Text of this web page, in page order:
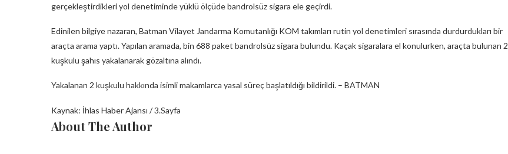
gerçekleştirdikleri yol denetiminde yüklü ölçüde bandrolsüz sigara ele geçirdi.
Edinilen bilgiye nazaran, Batman Vilayet Jandarma Komutanlığı KOM takımları rutin yol denetimleri sırasında durdurdukları bir
araçta arama yaptı. Yapılan aramada, bin 688 paket bandrolsüz sigara bulundu. Kaçak sigaralara el konulurken, araçta bulunan 2
kuşkulu şahıs yakalanarak gözaltına alındı.
Yakalanan 2 kuşkulu hakkında isimli makamlarca yasal süreç başlatıldığı bildirildi. – BATMAN
Kaynak: İhlas Haber Ajansı / 3.Sayfa
About The Author